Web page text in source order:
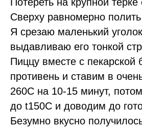
Сверху равномерно
Я срезаю маленький
выдавливаю его тонкой
Пиццу вместе с пекарской
противень и ставим в
260C на 10-15 минут,
до t150C и доводим до
Безумно вкусно